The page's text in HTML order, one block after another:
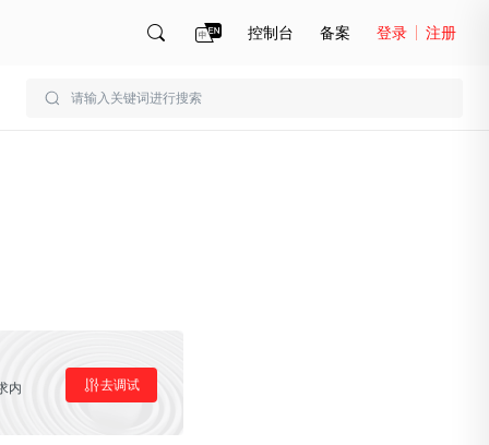
控制台 备案 登录 注册
内 去调试